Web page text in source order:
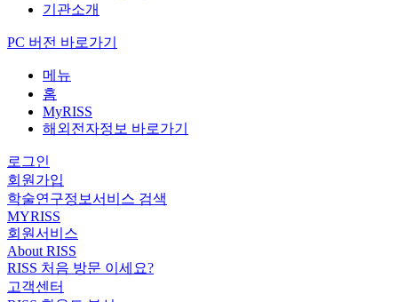
기관소개
PC 버전 바로가기
메뉴
홈
MyRISS
해외전자정보 바로가기
로그인
회원가입
학술연구정보서비스 검색
MYRISS
회원서비스
About RISS
RISS 처음 방문 이세요?
고객센터